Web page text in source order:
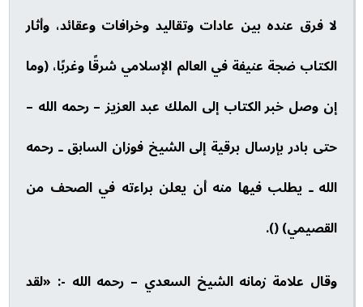
لا فرق عنده بين عادات وتقاليد وخرافات وعقائد، وأثار
الكتاب ضجة عنيفة في العالم الإسلامي شرقًا وغربًا، (وما
إن وصل خبر الكتاب إلى الملك عبد العزيز – رحمه الله –
حتى بادر بإرسال برقية إلى الشيخ فوزان السابق ـ رحمه
الله ـ يطلب فيها منه أن يعلن براءته في الصحف من
القصيمي) ().
وقال علامة زمانه الشيخ السعدي – رحمه الله -: «لقد